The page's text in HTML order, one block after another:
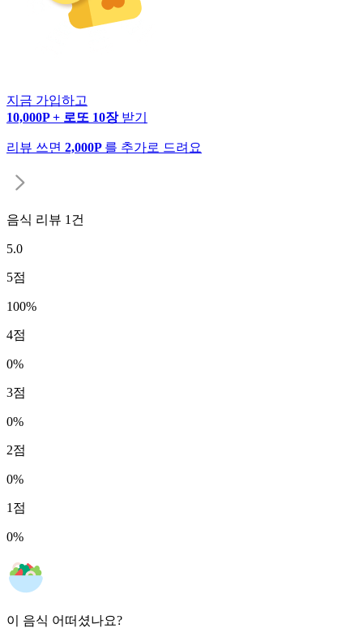
지금 가입하고
10,000P + 로또 10장 받기
리뷰 쓰면 2,000P 를 추가로 드려요
음식 리뷰 1 건
5.0
5점
100%
4점
0%
3점
0%
2점
0%
1 점
0%
이 음식 어떠셨나요?